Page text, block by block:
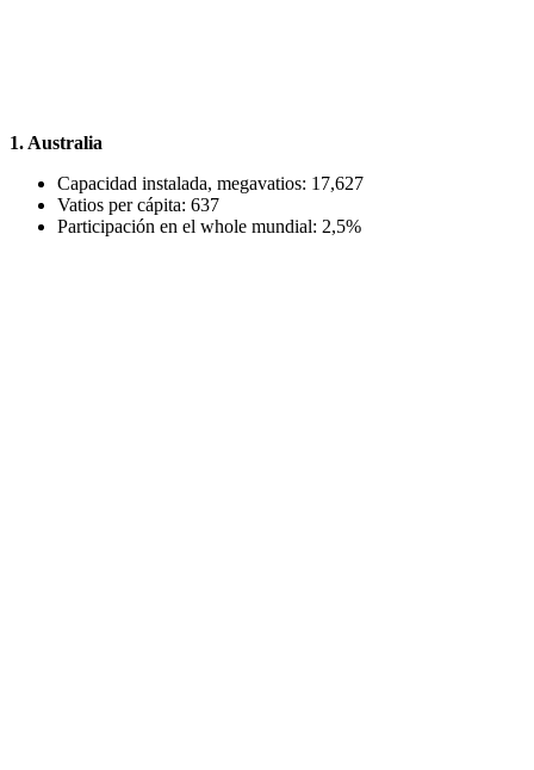
1. Australia
Capacidad instalada, megavatios: 17,627
Vatios per cápita: 637
Participación en el whole mundial: 2,5%